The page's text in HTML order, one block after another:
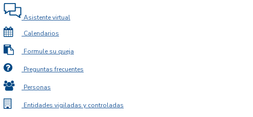
Asistente virtual
Calendarios
Formule su queja
Preguntas frecuentes
Personas
Entidades vigiladas y controladas